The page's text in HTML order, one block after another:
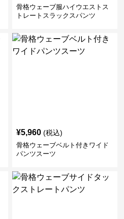
骨格ウェーブ服ハイウエストス
トレートスラックスパンツ
¥5,960 (税込)
骨格ウェーブベルト付きワイド
パンツスーツ